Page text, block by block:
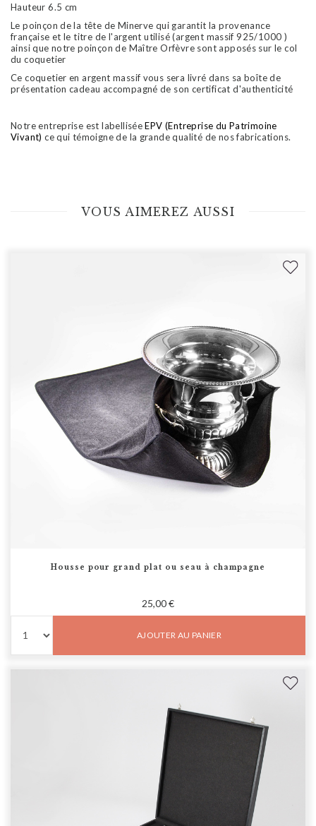
Hauteur 6.5 cm
Le poinçon de la tête de Minerve qui garantit la provenance
française et le titre de l'argent utilisé (argent massif 925/1000 )
ainsi que notre poinçon de Maître Orfèvre sont apposés sur le col
du coquetier
Ce coquetier en argent massif vous sera livré dans sa boîte de
présentation cadeau accompagné de son certificat d'authenticité
Notre entreprise est labelliséeEPV (Entreprise du Patrimoine
Vivant) ce qui témoigne de la grande qualité de nos fabrications.
VOUS AIMEREZ AUSSI
Housse pour grand plat ou seau à champagne
25,00 €
AJOUTER AU PANIER